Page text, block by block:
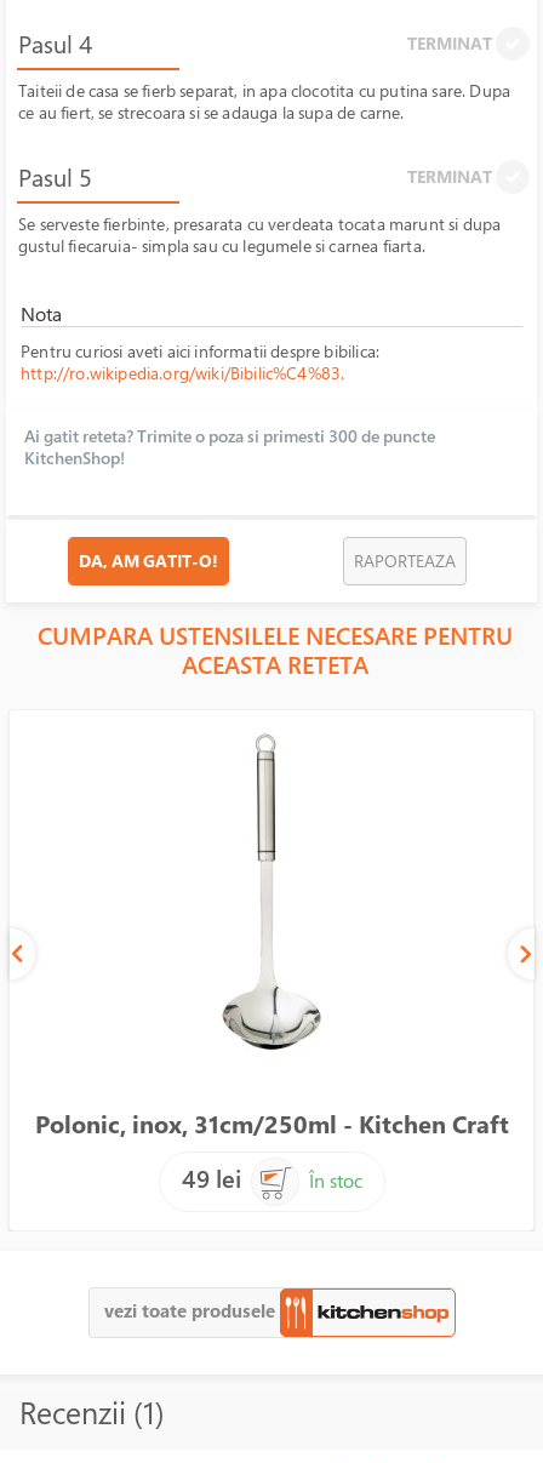
Pasul 4 TERMINAT
Taiteii de casa se fierb separat, in apa clocotita cu putina sare. Dupa
ce au fiert, se strecoara si se adauga la supa de carne.
Pasul 5 TERMINAT
Se serveste fierbinte, presarata cu verdeata tocata marunt si dupa
gustul fiecaruia- simpla sau cu legumele si carnea fiarta.
Nota
Pentru curiosi aveti aici informatii despre bibilica:
http://ro.wikipedia.org/wiki/Bibilic%C4%83.
Ai gatit reteta? Trimite o poza si primesti 300 de puncte
KitchenShop!
DA, AM GATIT-O! RAPORTEAZA
CUMPARA USTENSILELE NECESARE PENTRU
ACEASTA RETETA
Polonic, inox, 31cm/250ml - Kitchen Craft
49 lei
În stoc
vezi toate produsele
Recenzii (1)